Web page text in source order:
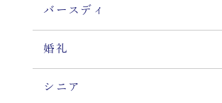
バースディ
婚礼
シニア